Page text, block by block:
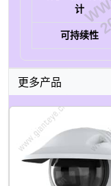
计
可持续性
更多产品